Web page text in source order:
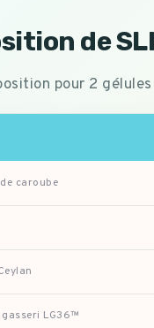
de
pour 2
caroube
LG36™